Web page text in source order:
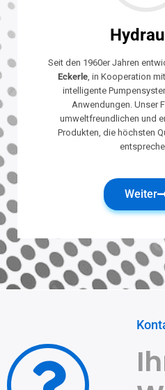
Seit den 1960er Jahren
Eckerle, in Kooperation
intelligente
Anwendungen. Unser
umweltfreundlichen und
Produkten, die höchsten
Weiter